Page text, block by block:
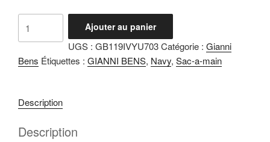
Navy
Ajouter au panier
UGS : GB119IVYU703 Catégorie : Gianni
Bens Étiquettes : GIANNI BENS, Navy, Sac-a-main
Description
Description